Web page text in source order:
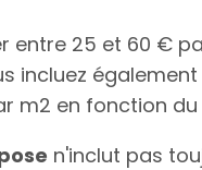
entre 25 et 60 €
incluez
m2 en fonction
n'inclut pas